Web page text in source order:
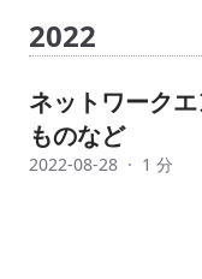
2022
ネットワーク
ものなど
2022-08-28 · 1 分